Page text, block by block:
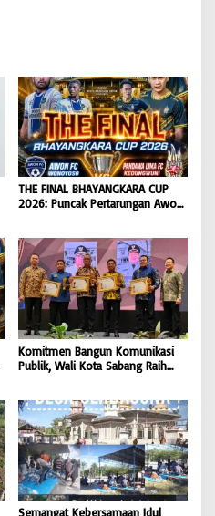
THE FINAL BHAYANGKARA CUP
2026: Puncak Pertarungan Awon
Mengguncang Stadion Widya
Manggala Krida
Komitmen Bangun Komunikasi
Publik, Wali Kota Sabang Raih
Semangat Kebersamaan Idul